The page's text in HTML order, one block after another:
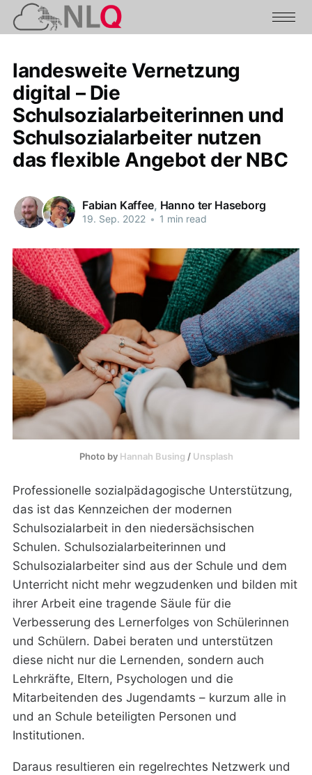
landesweite Vernetzung
digital – Die
Schulsozialarbeiterinnen und
Schulsozialarbeiter nutzen
das flexible Angebot der NBC
Fabian Kaffee, Hanno ter Haseborg
19. Sep. 2022 • 1 min read
Photo by Hannah Busing / Unsplash
Professionelle sozialpädagogische Unterstützung,
das ist das Kennzeichen der modernen
Schulsozialarbeit in den niedersächsischen
Schulen. Schulsozialarbeiterinnen und
Schulsozialarbeiter sind aus der Schule und dem
Unterricht nicht mehr wegzudenken und bilden mit
ihrer Arbeit eine tragende Säule für die
Verbesserung des Lernerfolges von Schülerinnen
und Schülern. Dabei beraten und unterstützen
diese nicht nur die Lernenden, sondern auch
Lehrkräfte, Eltern, Psychologen und die
Mitarbeitenden des Jugendamts – kurzum alle in
und an Schule beteiligten Personen und
Institutionen.
Daraus resultieren ein regelrechtes Netzwerk und